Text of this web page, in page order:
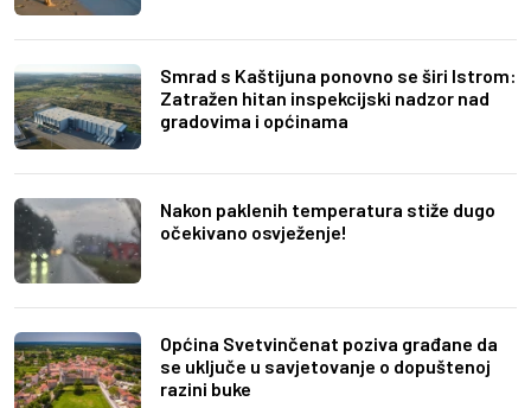
Smrad s Kaštijuna ponovno se širi Istrom:
Zatražen hitan inspekcijski nadzor nad
gradovima i općinama
Nakon paklenih temperatura stiže dugo
očekivano osvježenje!
Općina Svetvinčenat poziva građane da
se uključe u savjetovanje o dopuštenoj
razini buke